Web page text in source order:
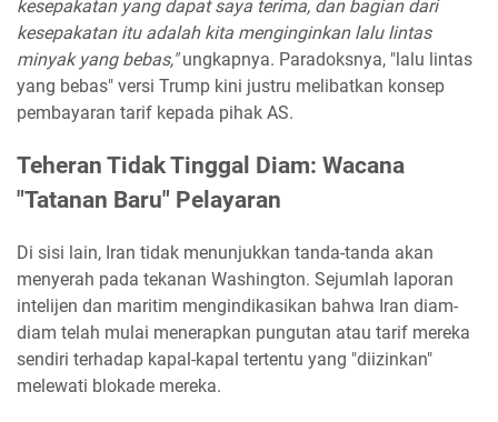
kesepakatan yang dapat saya terima, dan bagian dari
kesepakatan itu adalah kita menginginkan lalu lintas
minyak yang bebas,"ungkapnya. Paradoksnya, "lalu lintas
yang bebas" versi Trump kini justru melibatkan konsep
pembayaran tarif kepada pihak AS.
Teheran Tidak Tinggal Diam: Wacana
"Tatanan Baru" Pelayaran
Di sisi lain, Iran tidak menunjukkan tanda-tanda akan
menyerah pada tekanan Washington. Sejumlah laporan
intelijen dan maritim mengindikasikan bahwa Iran diam-
diam telah mulai menerapkan pungutan atau tarif mereka
sendiri terhadap kapal-kapal tertentu yang "diizinkan"
melewati blokade mereka.